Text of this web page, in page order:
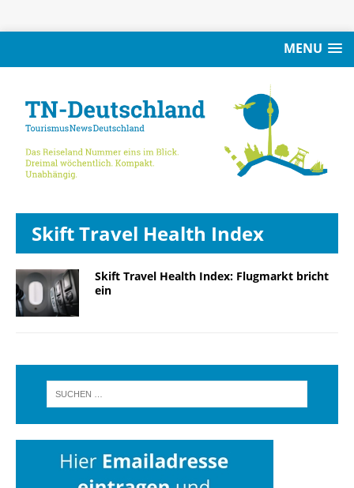
MENU
Skift Travel Health Index
Skift Travel Health Index: Flugmarkt bricht
ein